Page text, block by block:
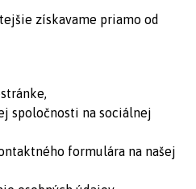
získavame priamo od
spoločnosti na sociálnej
formulára na našej